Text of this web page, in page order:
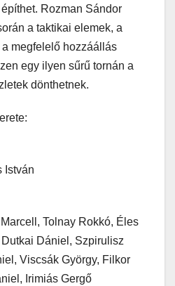
Rozman Sándor
a taktikai elemek, a
megfelelő hozzáállás
egy ilyen sűrű tornán a
dönthetnek.
István
Tolnay Rokkó, Éles
Dániel, Szpirulisz
Viscsák György, Filkor
Irimiás Gergő